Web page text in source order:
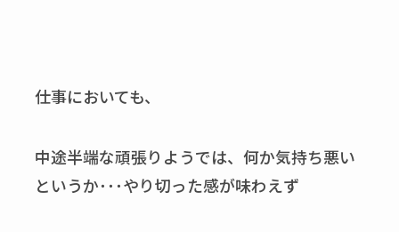
仕事においても、
中途半端な頑張りようでは、何か気持ち悪い
というか･･･やり切った感が味わえず